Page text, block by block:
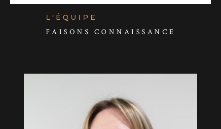
L'ÉQUIPE
FAISONS CONNAISSANCE